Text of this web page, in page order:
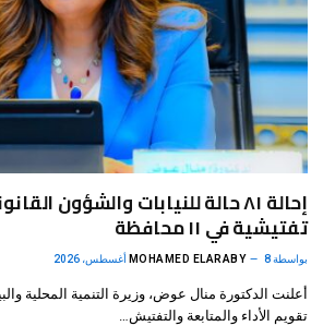
إحالة ٨١ حالة للنيابات والشؤون
تفتيشية في ١١ محافظة
بواسطة MOHAMED ELARABY 8 أغسطس، 2026
أعلنت الدكتورة منال عوض، وزيرة التنمية المحلية
تقويم الأداء والمتابعة والتفتيش…